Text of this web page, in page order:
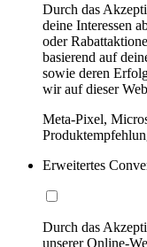
Durch das
deine Interessen
oder
basierend auf
sowie deren
wir auf dieser
Meta-Pixel,
Erweitertes
Durch das
unserer Online-